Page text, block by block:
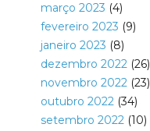
março 2023 (4)
fevereiro 2023 (9)
janeiro 2023 (8)
dezembro 2022(26)
novembro 2022(23)
outubro 2022(34)
setembro 2022(10)